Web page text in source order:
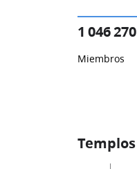
1 046 270
Miembros
Templos